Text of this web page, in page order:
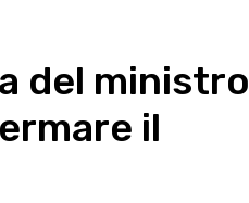
del ministro
il